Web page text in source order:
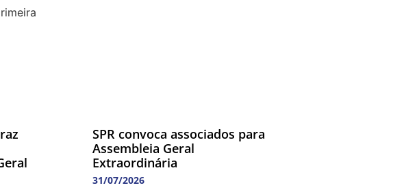
SPR convoca associados para
Assembleia Geral
Extraordinária
31/07/2026